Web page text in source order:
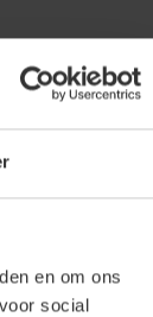
en om ons
social